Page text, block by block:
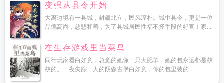
变强从县令开始
大离边境有一县城，封疆北立，民风淳朴。城中县令，更是一位
品德高尚，慈悲和善，为了县城居民性福不择手段的好官！家...
在生存游戏里当菜鸟
同行玩家看白如意，总觉的她像一只大肥羊，她的包永远都是鼓
鼓的。一夜失踪一人的阴森古堡白如意，你的包里装的...